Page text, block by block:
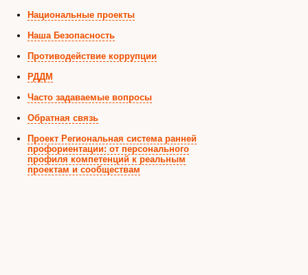
Национальные проекты
Наша Безопасность
Противодействие коррупции
РДДМ
Часто задаваемые вопросы
Обратная связь
Проект Региональная система ранней
профориентации: от персонального
профиля компетенций к реальным
проектам и сообществам